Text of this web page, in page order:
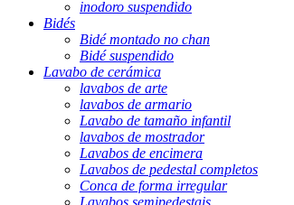
inodoro suspendido
Bidés
Bidé montado no chan
Bidé suspendido
Lavabo de cerámica
lavabos de arte
lavabos de armario
Lavabo de tamaño infantil
lavabos de mostrador
Lavabos de encimera
Lavabos de pedestal completos
Conca de forma irregular
Lavabos semipedestais